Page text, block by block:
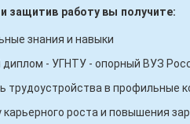
защитив работу вы получите:
знания и навыки
- УГНТУ - опорный ВУЗ
трудоустройства в профильные
карьерного роста и повышения